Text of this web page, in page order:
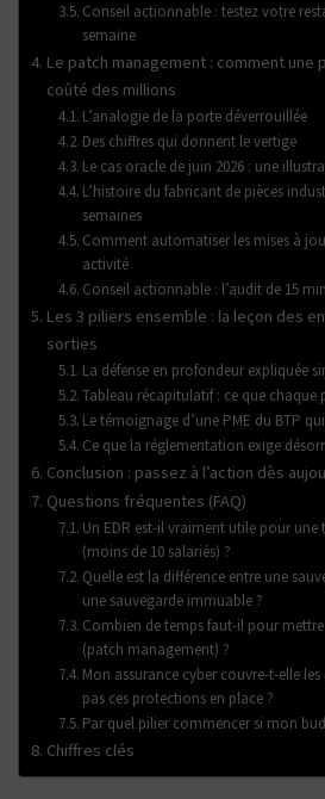
Conseil actionnable : testez votre
semaine
Le patch management : comment
coûté des millions
L’analogie de la porte déverrouillée
Des chiffres qui donnent le vertige
Le cas oracle de juin 2026 : une
L’histoire du fabricant de pièces
semaines
Comment automatiser les mises à
activité
Conseil actionnable : l’audit de 15
Les 3 piliers ensemble : la leçon des
sorties
La défense en profondeur expliquée
Tableau récapitulatif : ce que
Le témoignage d’une PME du BTP
Ce que la réglementation exige
Conclusion : passez à l’action dès
Questions fréquentes (FAQ)
Un EDR est-il vraiment utile pour une
(moins de 10 salariés) ?
Quelle est la différence entre une
une sauvegarde immuable ?
Combien de temps faut-il pour
(patch management) ?
Mon assurance cyber couvre-t-elle les
pas ces protections en place ?
Par quel pilier commencer si mon
Chiffres clés